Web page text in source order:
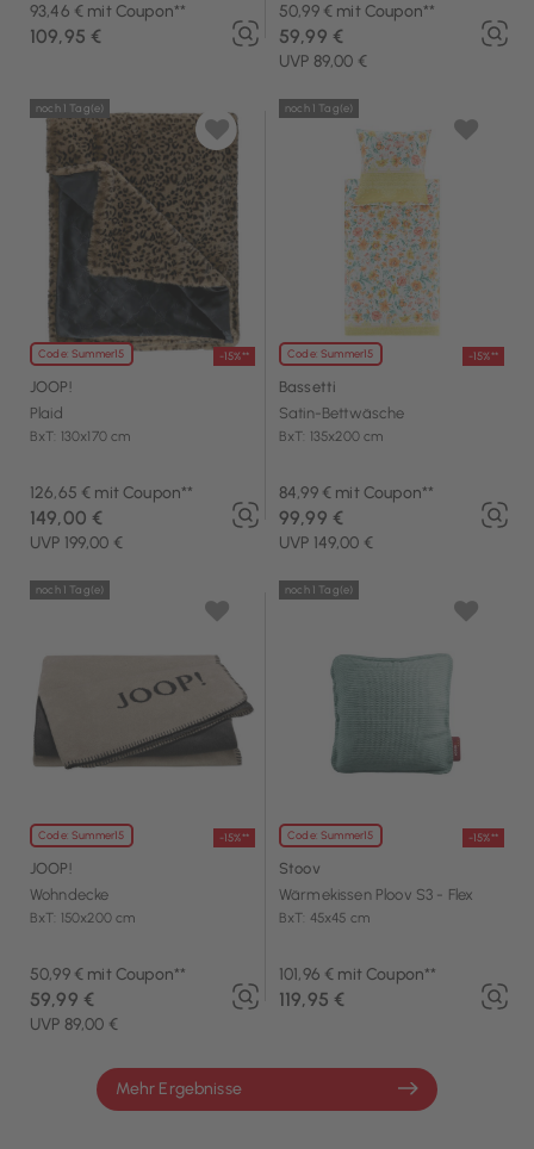
93,46 € mit Coupon**
109,95 €
50,99 € mit Coupon**
UVP 89,00 €
59,99 €
Code: Summer15 -15%**
noch 1 Tag(e)
JOOP!
Plaid
BxT: 130x170 cm
126,65 € mit Coupon**
UVP 199,00 €
149,00 €
Code: Summer15 -15%**
noch 1 Tag(e)
Bassetti
Satin-Bettwäsche
BxT: 135x200 cm
84,99 € mit Coupon**
UVP 149,00 €
99,99 €
Code: Summer15 -15%**
noch 1 Tag(e)
JOOP!
Wohndecke
BxT: 150x200 cm
50,99 € mit Coupon**
UVP 89,00 €
59,99 €
Code: Summer15 -15%**
noch 1 Tag(e)
Stoov
Wärmekissen Ploov S3 - Flex
BxT: 45x45 cm
101,96 € mit Coupon**
119,95 €
Mehr Ergebnisse